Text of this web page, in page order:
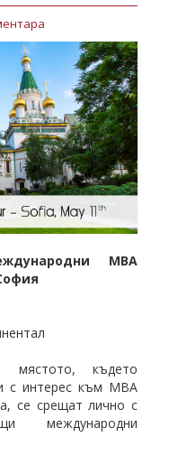
МВА
мястото, където
с интерес към МВА
се срещат лично с
международни